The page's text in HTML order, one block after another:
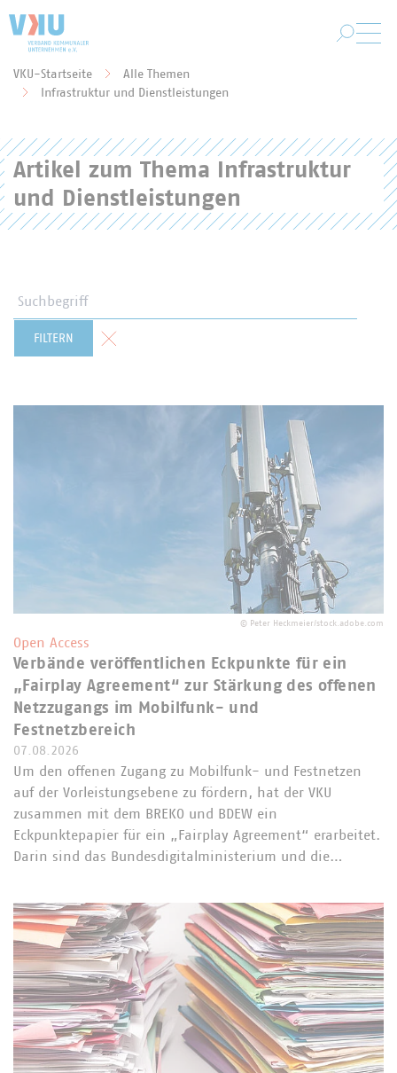
Sie befinden sich hier:
VKU-Startseite
Alle Themen
Infrastruktur und Dienstleistungen
Artikel zum Thema Infrastruktur
und Dienstleistungen
FILTERN Formular zurücksetzen
© Peter Heckmeier/stock.adobe.com
Open Access
Verbände veröffentlichen Eckpunkte für ein
„Fairplay Agreement“ zur Stärkung des offenen
Netzzugangs im Mobilfunk- und
Festnetzbereich
07.08.2026
Um den offenen Zugang zu Mobilfunk- und Festnetzen
auf der Vorleistungsebene zu fördern, hat der VKU
zusammen mit dem BREKO und BDEW ein
Eckpunktepapier für ein „Fairplay Agreement“ erarbeitet.
Darin sind das Bundesdigitalministerium und die…